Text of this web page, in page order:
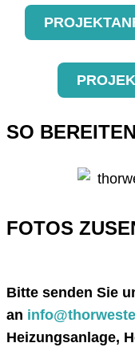
SO
FOTOS
Bitte senden Sie
an
Heizungsanlage,